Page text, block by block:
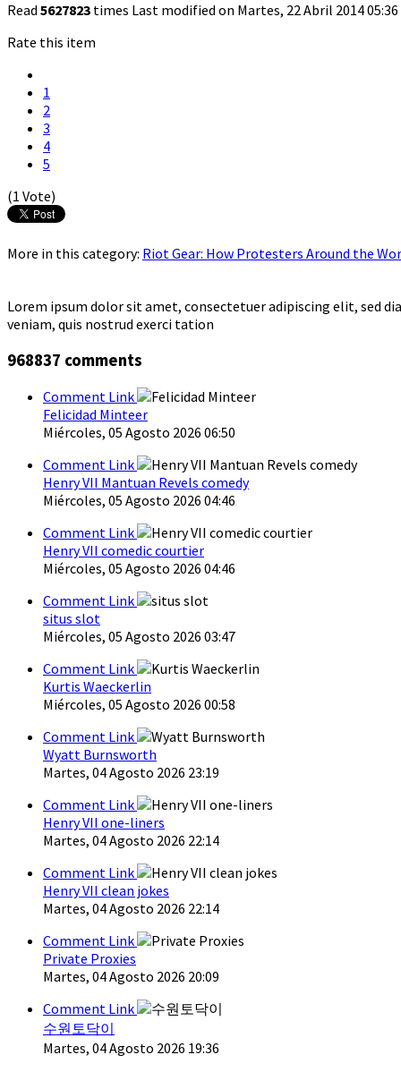
Read 5627823 times Last modified on Martes, 22 Abril 2014 05:36
Rate this item
1
2
3
4
5
(1 Vote)
More in this category: Riot Gear: How Protesters Around the
Lorem ipsum dolor sit amet, consectetuer adipiscing elit, sed
veniam, quis nostrud exerci tation
968837 comments
Comment Link
Felicidad Minteer
Miércoles, 05 Agosto 2026 06:50
Comment Link
Henry VII Mantuan Revels comedy
Miércoles, 05 Agosto 2026 04:46
Comment Link
Henry VII comedic courtier
Miércoles, 05 Agosto 2026 04:46
Comment Link
situs slot
Miércoles, 05 Agosto 2026 03:47
Comment Link
Kurtis Waeckerlin
Miércoles, 05 Agosto 2026 00:58
Comment Link
Wyatt Burnsworth
Martes, 04 Agosto 2026 23:19
Comment Link
Henry VII one-liners
Martes, 04 Agosto 2026 22:14
Comment Link
Henry VII clean jokes
Martes, 04 Agosto 2026 22:14
Comment Link
Private Proxies
Martes, 04 Agosto 2026 20:09
Comment Link
수원토닥이
Martes, 04 Agosto 2026 19:36